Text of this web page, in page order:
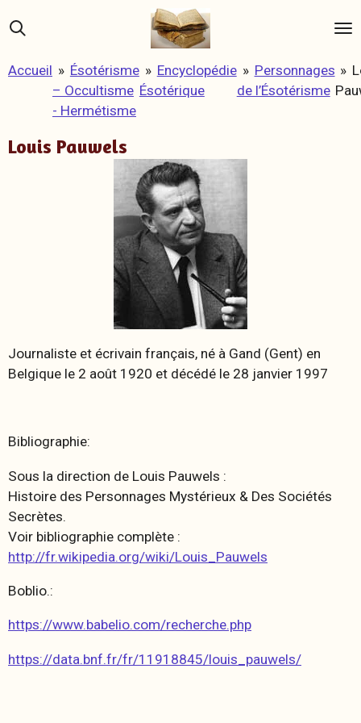
Passer
au
principal
Accueil » Ésotérisme
– Occultisme
- Hermétisme
» Encyclopédie
Ésotérique
» Personnages
de l’Ésotérisme
»
Louis Pauwels
Journaliste et écrivain français, né à Gand (Gent) en
Belgique le 2 août 1920 et décédé le 28 janvier 1997
Bibliographie:
Sous la direction de Louis Pauwels :
Histoire des Personnages Mystérieux & Des Sociétés
Secrètes.
Voir bibliographie complète :
http://fr.wikipedia.org/wiki/Louis_Pauwels
Boblio.:
https://www.babelio.com/recherche.php
https://data.bnf.fr/fr/11918845/louis_pauwels/